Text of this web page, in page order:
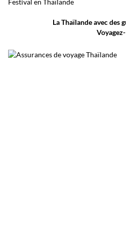
traditionnelles
célébrant le
dans une
La Thaïlande avec des